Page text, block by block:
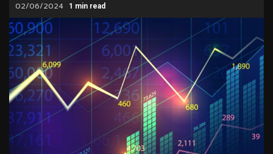
02/06/2024 1 min read